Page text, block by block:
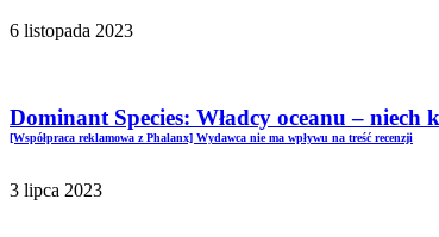
6 listopada 2023
Dominant Species: Władcy oceanu –
[Współpraca reklamowa z Phalanx] Wydawca nie ma wpływu na treść recenzji
3 lipca 2023